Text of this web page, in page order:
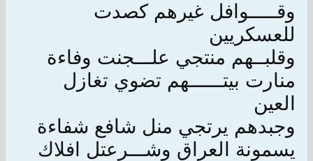
وقـــــوافل غيرهم كصدت
للعسكريين
وقلبــهم منتجي علـــجنت وفاءة
منارت بيتــــــهم تضوي تغازل
العين
وجبدهم يرتجي منل شافع شفاءة
يسمونة العراق وشـــرعتل افلاك